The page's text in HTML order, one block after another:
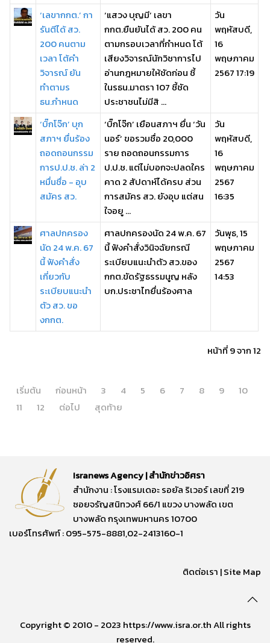
‘เลขากกต.’ กา
รันตีได้ สว.
200 คนตาม
เวลา โต้คำ
วิจารณ์ ยัน
ทำตามร
ธน.กำหนด
‘แสวง บุญมี’ เลขา
กกต.ยืนยันได้ สว. 200 คน
ตามกรอบเวลาที่กำหนด โต้
เสียงวิจารณ์นักวิชาการไป
อ่านกฎหมายให้ชัดก่อน ชี้
ในรธน.มาตรา 107 ชี้ชัด
ประชาชนไม่มีสิ ...
วัน
พฤหัสบดี,
16
พฤษภาคม
2567 17:19
‘บิ๊กโจ๊ก’ บุก
สภาฯ ยื่นร้อง
ถอดถอนกรรม
การป.ป.ช. ล่า 2
หมื่นชื่อ - อุบ
สมัคร สว.
‘บิ๊กโจ๊ก’ เยือนสภาฯ ยื่น ‘วัน
นอร์’ ขอรวมชื่อ 20,000
ราย ถอดถอนกรรมการ
ป.ป.ช. แต่ไม่บอกจะปลดใคร
คาด 2 สัปดาห์ได้ครบ ส่วน
การสมัคร สว. ยังอุบ แต่สน
ใจอยู ...
วัน
พฤหัสบดี,
16
พฤษภาคม
2567
16:35
ศาลปกครอง
นัด 24 พ.ค. 67
นี้ ฟังคำสั่ง
เกี่ยวกับ
ระเบียบแนะนำ
ตัว สว. ขอ
งกกต.
ศาลปกครองนัด 24 พ.ค. 67
นี้ ฟังคำสั่งวินิจฉัยกรณี
ระเบียบแนะนำตัว สว.ของ
กกต.ขัดรัฐธรรมนูญ หลัง
บก.ประชาไทยื่นร้องศาล
วันพุธ, 15
พฤษภาคม
2567
14:53
หน้าที่ 9 จาก 12
เริ่มต้น ก่อนหน้า 3 4 5 6 7 8 9
10
11
12 ต่อไป สุดท้าย
Isranews Agency | สำนักข่าวอิศรา
สำนักงาน : โรงแรมเดอะ รอยัล ริเวอร์ เลขที่ 219
ซอยจรัญสนิทวงศ์ 66/1 แขวง บางพลัด เขต
บางพลัด กรุงเทพมหานคร 10700
เบอร์โทรศัพท์ : 095-575-8881,02-2413160-1
ติดต่อเรา |Site Map
Copyright © 2010 - 2023 https://www.isra.or.th All rights
reserved.